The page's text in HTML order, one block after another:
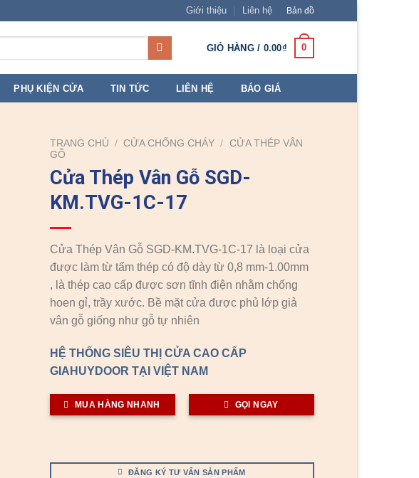
Giới thiệu Liên hệ Bản đồ
GIỎ HÀNG / 0.00₫ 0
PHỤ KIỆN CỬA TIN TỨC LIÊN HỆ BÁO GIÁ
TRANG CHỦ / CỬA CHỐNG CHÁY / CỬA THÉP VÂN
GỖ
Cửa Thép Vân Gỗ SGD-
KM.TVG-1C-17
Cửa Thép Vân Gỗ SGD-KM.TVG-1C-17 là loại cửa
được làm từ tấm thép có độ dày từ 0,8 mm-1.00mm
, là thép cao cấp được sơn tĩnh điện nhằm chống
hoen gỉ, trầy xước. Bề mặt cửa được phủ lớp giả
vân gỗ giống như gỗ tự nhiên
HỆ THỐNG SIÊU THỊ CỬA CAO CẤP
GIAHUYDOOR TẠI VIỆT NAM
MUA HÀNG NHANH GỌI NGAY
ĐĂNG KÝ TƯ VẤN SẢN PHẨM